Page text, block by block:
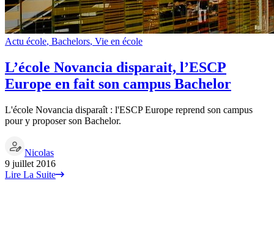
Actu école, Bachelors, Vie en école
L’école Novancia disparait, l’ESCP
Europe en fait son campus Bachelor
L'école Novancia disparaît : l'ESCP Europe reprend son campus
pour y proposer son Bachelor.
Nicolas
9 juillet 2016
Lire La Suite